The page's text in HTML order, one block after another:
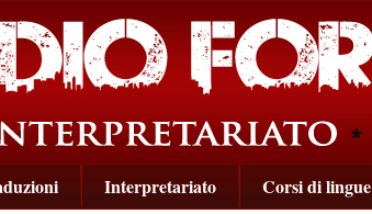
Interpretariato Corsi di lingue